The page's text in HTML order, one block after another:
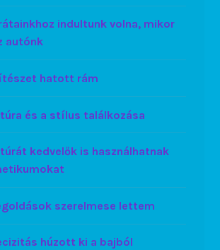
indultunk volna, mikor
autónk
hatott rám
és a stílus találkozása
kedvelők is használhatnak
szerelmese lettem
húzott ki a bajból